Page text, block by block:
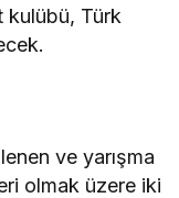
kulübü, Türk
ve yarışma
olmak üzere iki